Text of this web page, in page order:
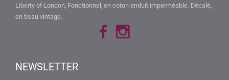
Liberty of London, Fonctionnel, en coton enduit imperméable. Décalé,
en tissu vintage.
NEWSLETTER